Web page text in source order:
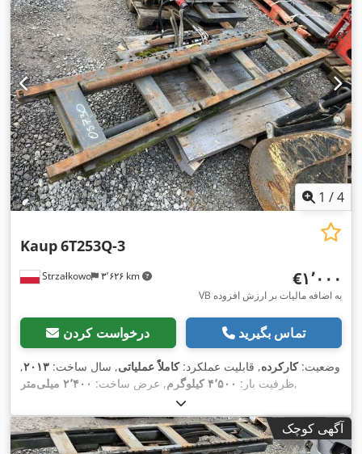
1 /4
Strzałkowo ۳٬۶۲۶ km
Kaup6T253Q-3
‎€۱٬۰۰۰
VB به اضافه مالیات بر ارزش افزوده
درخواست کردن تماس بگیرید
وضعیت:کارکرده, قابلیت عملکرد:کاملاً عملیاتی, سال ساخت: ۲۰۱۳,
ظرفیت بار: ۴٬۵۰۰ کیلوگرم , عرض ساخت: ۲٬۴۰۰ میلی‌متر ,
آگهی کوچک